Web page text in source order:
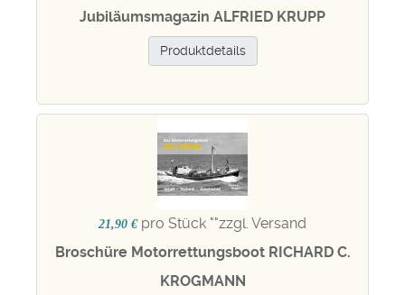
Jubiläumsmagazin ALFRIED KRUPP
Produktdetails
21,90 € pro Stück ""zzgl. Versand
Broschüre Motorrettungsboot RICHARD C.
KROGMANN